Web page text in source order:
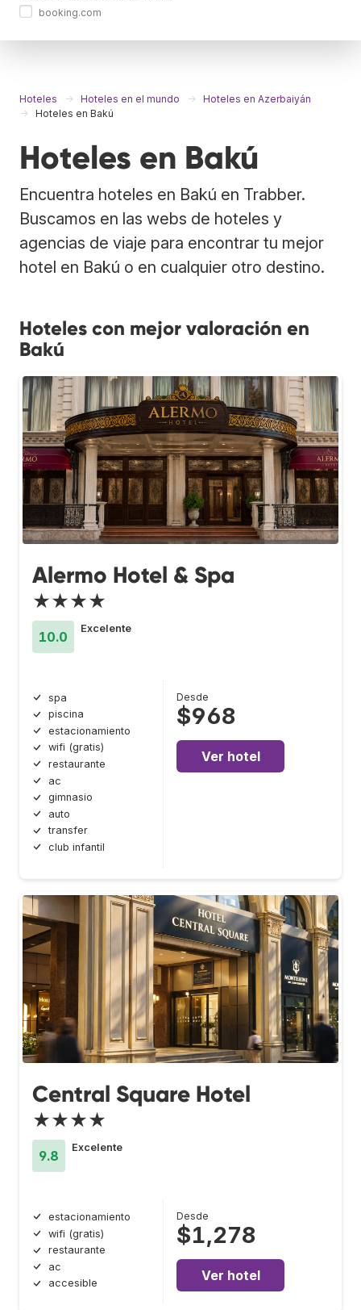
booking.com
Hoteles Hoteles en el mundo
Hoteles en Azerbaiyán
Hoteles en Bakú
Hoteles en Bakú
Encuentra hoteles en Bakú en Trabber.
Buscamos en las webs de hoteles y
agencias de viaje para encontrar tu mejor
hotel en Bakú o en cualquier otro destino.
Hoteles con mejor valoración en
Bakú
Alermo Hotel & Spa
★★★★
10.0
Excelente
spa
piscina
estacionamiento
wifi (gratis)
restaurante
ac
gimnasio
auto
transfer
club infantil
Desde
$968
Ver hotel
Central Square Hotel
★★★★
9.8
Excelente
estacionamiento
wifi (gratis)
restaurante
ac
accesible
Desde
$1,278
Ver hotel